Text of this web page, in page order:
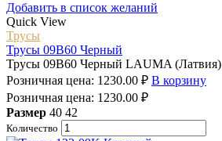
Добавить в список желаний
Quick View
Трусы
Трусы 09B60 Черный
Трусы 09B60 Черный LAUMA (Латвия)
Розничная цена: 1230.00 ₽ В корзину
Розничная цена: 1230.00 ₽
Размер 40 42
Количество